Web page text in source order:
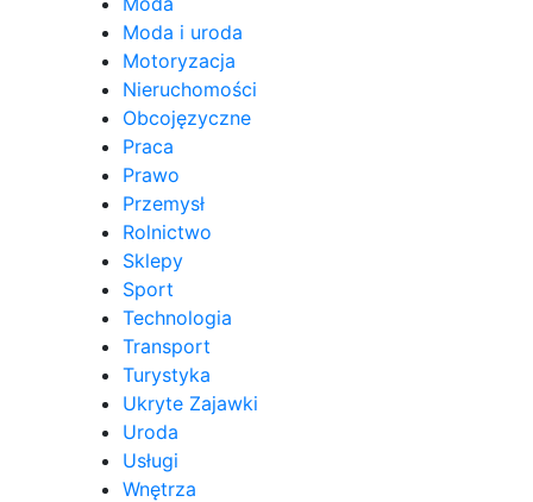
Moda i uroda
Motoryzacja
Nieruchomości
Obcojęzyczne
Praca
Prawo
Przemysł
Rolnictwo
Sklepy
Sport
Technologia
Transport
Turystyka
Ukryte Zajawki
Uroda
Usługi
Wnętrza